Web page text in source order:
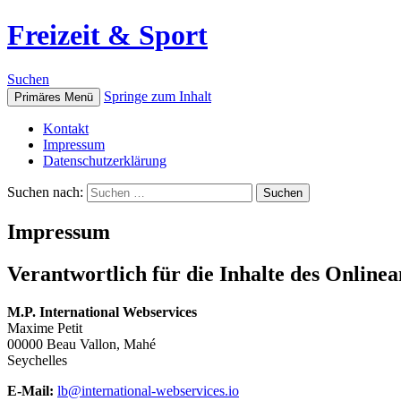
Freizeit & Sport
Suchen
Primäres Menü Springe zum Inhalt
Kontakt
Impressum
Datenschutzerklärung
Suchen nach:
Impressum
Verantwortlich für die Inhalte des
M.P. International Webservices
Maxime Petit
00000 Beau Vallon, Mahé
Seychelles
E-Mail: lb@international-webservices.io